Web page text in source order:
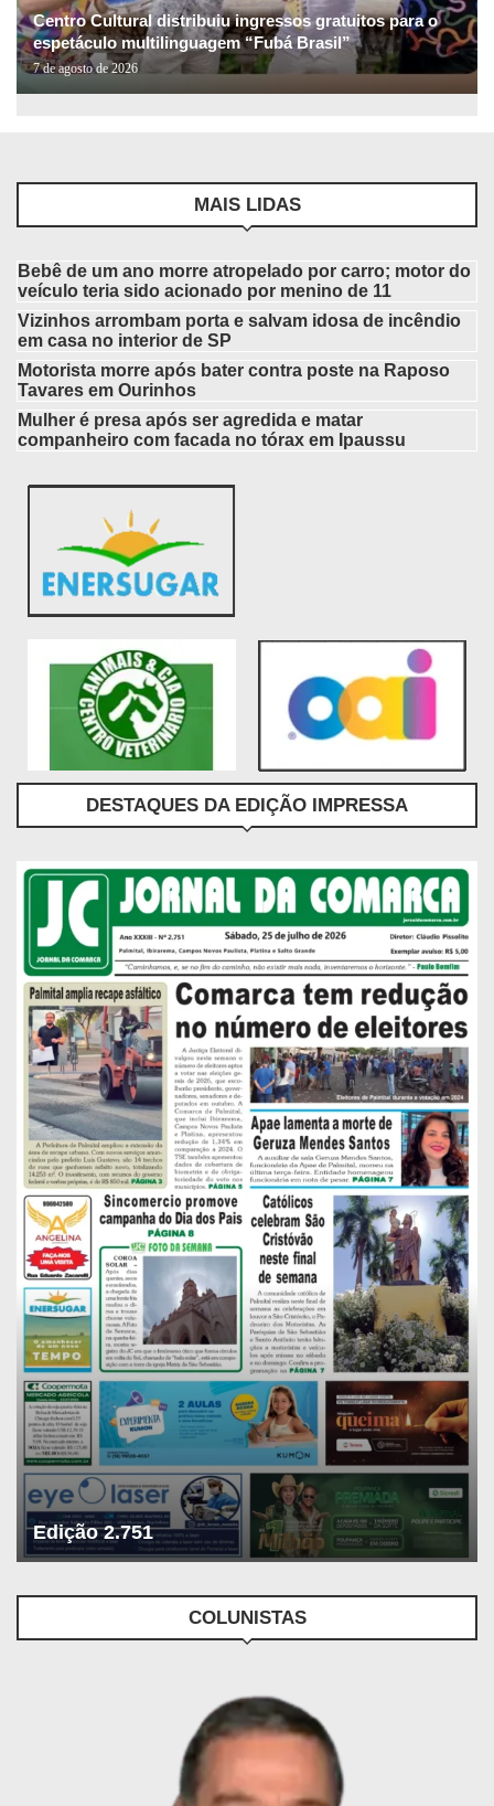
Centro Cultural distribuiu ingressos gratuitos para o
espetáculo multilinguagem “Fubá Brasil”
7 de agosto de 2026
MAIS LIDAS
Bebê de um ano morre atropelado por carro; motor do
veículo teria sido acionado por menino de 11
Vizinhos arrombam porta e salvam idosa de incêndio
em casa no interior de SP
Motorista morre após bater contra poste na Raposo
Tavares em Ourinhos
Mulher é presa após ser agredida e matar
companheiro com facada no tórax em Ipaussu
DESTAQUES DA EDIÇÃO IMPRESSA
Edição 2.751
COLUNISTAS